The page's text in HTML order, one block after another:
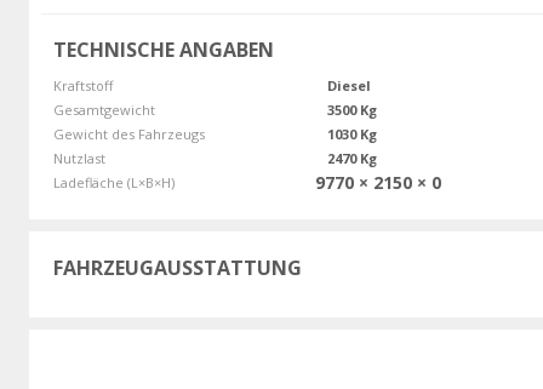
TECHNISCHE ANGABEN
Kraftstoff
Diesel
Gesamtgewicht
3500 Kg
Gewicht des Fahrzeugs
1030 Kg
Nutzlast
2470 Kg
Ladefläche (L×B×H)
9770 × 2150 × 0
FAHRZEUGAUSSTATTUNG